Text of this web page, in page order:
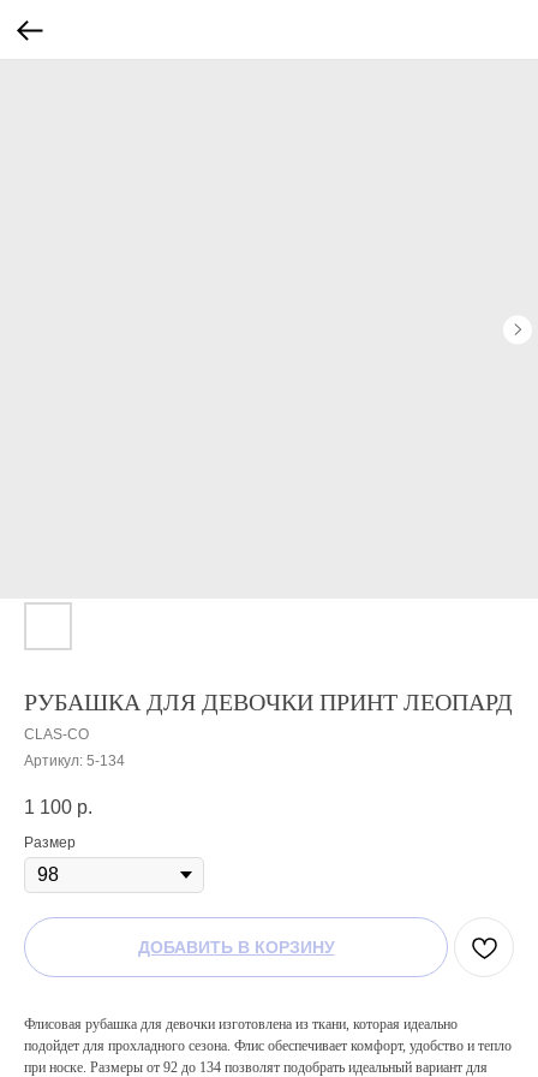
РУБАШКА ДЛЯ ДЕВОЧКИ ПРИНТ ЛЕОПАРД
CLAS-CO
Артикул: 5-134
1 100 р.
Размер
ДОБАВИТЬ В КОРЗИНУ
Флисовая рубашка для девочки изготовлена из ткани, которая идеально
подойдет для прохладного сезона. Флис обеспечивает комфорт, удобство и тепло
при носке. Размеры от 92 до 134 позволят подобрать идеальный вариант для